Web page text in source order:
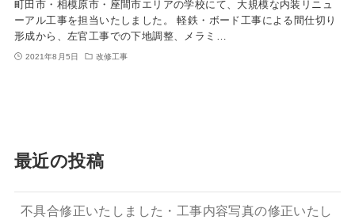
町田市・相模原市・座間市エリアの学校にて、大規模な内装リニュ
ーアル工事を担当いたしました。 軽鉄・ボード工事による間仕切り
形成から、左官工事での下地調整、メラミ…
2021年8月5日 改修工事
最近の投稿
不具合修正いたしました・工事内容写真の修正いたし